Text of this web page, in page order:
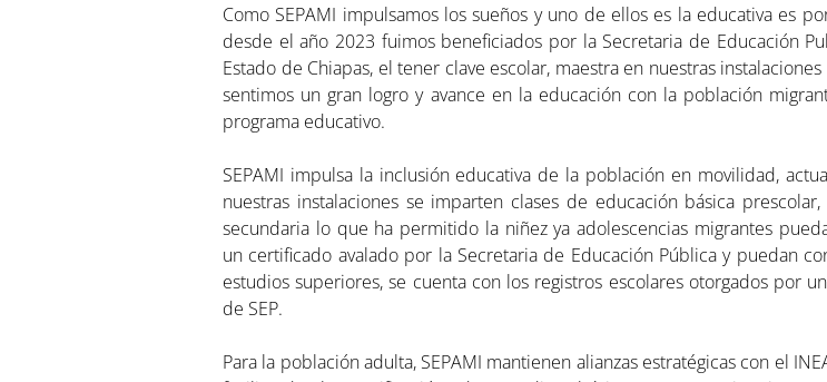
Como SEPAMI impulsamos los sueños y uno de ellos es la educativa es
desde el año 2023 fuimos beneficiados por la Secretaria de Educación
Estado de Chiapas, el tener clave escolar, maestra en nuestras
sentimos un gran logro y avance en la educación con la población
programa educativo.
SEPAMI impulsa la inclusión educativa de la población en movilidad,
nuestras instalaciones se imparten clases de educación básica
secundaria lo que ha permitido la niñez ya adolescencias migrantes
un certificado avalado por la Secretaria de Educación Pública y puedan
estudios superiores, se cuenta con los registros escolares otorgados por
de SEP.
Para la población adulta, SEPAMI mantienen alianzas estratégicas con el